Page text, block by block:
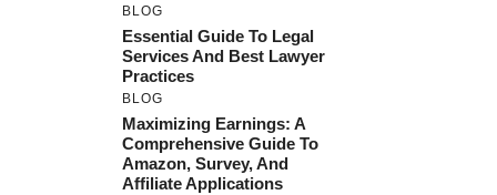
BLOG
Essential Guide To Legal
Services And Best Lawyer
Practices
BLOG
Maximizing Earnings: A
Comprehensive Guide To
Amazon, Survey, And
Affiliate Applications